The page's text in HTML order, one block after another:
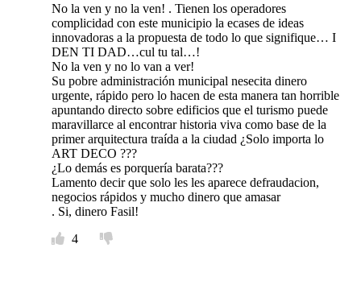
No la ven y no la ven! . Tienen los operadores
complicidad con este municipio la ecases de ideas
innovadoras a la propuesta de todo lo que signifique… I
DEN TI DAD…cul tu tal…!
No la ven y no lo van a ver!
Su pobre administración municipal nesecita dinero
urgente, rápido pero lo hacen de esta manera tan horrible
apuntando directo sobre edificios que el turismo puede
maravillarce al encontrar historia viva como base de la
primer arquitectura traída a la ciudad ¿Solo importa lo
ART DECO ???
¿Lo demás es porquería barata???
Lamento decir que solo les les aparece defraudacion,
negocios rápidos y mucho dinero que amasar
. Si, dinero Fasil!
4